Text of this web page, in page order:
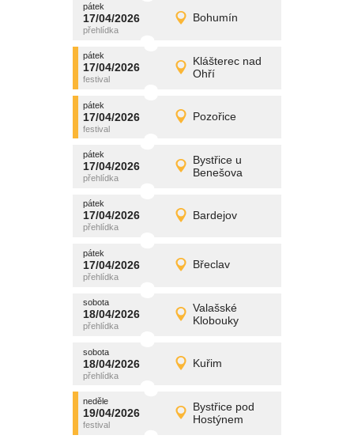
pátek
17/04/2026 Bohumín
pátek
17/04/2026 Detail
promítání
pátek
17/04/2026
Klášterec nad
Ohří
pátek
17/04/2026 Detail
promítání
pátek
17/04/2026 Pozořice
pátek
17/04/2026 Detail
promítání
pátek
17/04/2026
Bystřice u
Benešova
pátek
17/04/2026 Detail
promítání
pátek
17/04/2026 Bardejov
pátek
17/04/2026 Detail
promítání
pátek
17/04/2026 Břeclav
pátek
17/04/2026 Detail
promítání
sobota
18/04/2026
Valašské
Klobouky
sobota
18/04/2026 Detail
promítání
sobota
18/04/2026 Kuřim
sobota
18/04/2026 Detail
promítání
neděle
19/04/2026
Bystřice pod
Hostýnem
neděle
19/04/2026 Detail
promítání